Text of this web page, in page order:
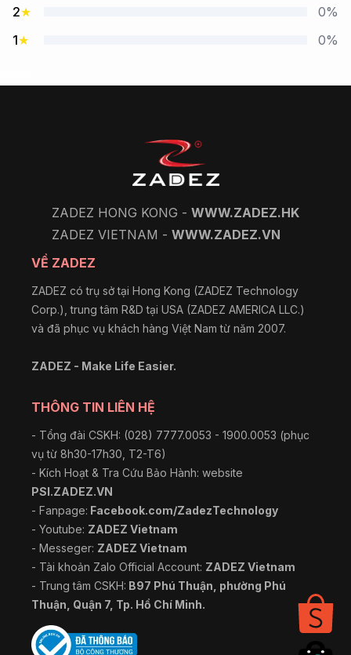
2★
0%
1★ 0%
ZADEZ HONG KONG - WWW.ZADEZ.HK
ZADEZ VIETNAM - WWW.ZADEZ.VN
VỀ ZADEZ
ZADEZ có trụ sở tại Hong Kong (ZADEZ Technology
Corp.), trung tâm R&D tại USA (ZADEZ AMERICA LLC.)
và đã phục vụ khách hàng Việt Nam từ năm 2007.
ZADEZ - Make Life Easier.
THÔNG TIN LIÊN HỆ
- Tổng đài CSKH: (028) 7777.0053 - 1900.0053 (phục
vụ từ 8h30-17h30, T2-T6)
- Kích Hoạt & Tra Cứu Bảo Hành: website
PSI.ZADEZ.VN
- Fanpage: Facebook.com/ZadezTechnology
- Youtube: ZADEZ Vietnam
- Messeger: ZADEZ Vietnam
- Tài khoản Zalo Official Account: ZADEZ Vietnam
- Trung tâm CSKH: B97 Phú Thuận, phường Phú
Thuận, Quận 7, Tp. Hồ Chí Minh.